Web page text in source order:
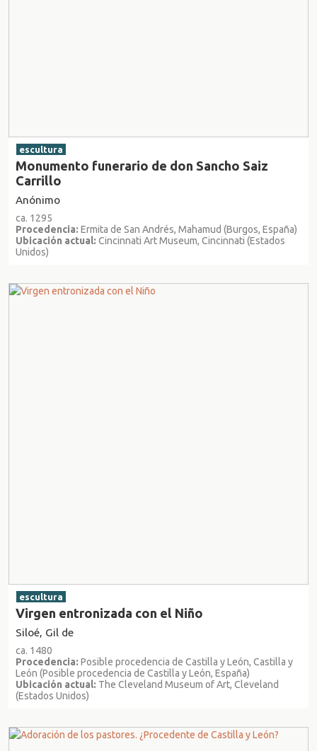
escultura
Monumento funerario de don Sancho Saiz
Carrillo
Anónimo
ca. 1295
Procedencia: Ermita de San Andrés, Mahamud (Burgos, España)
Ubicación actual: Cincinnati Art Museum, Cincinnati (Estados
Unidos)
escultura
Virgen entronizada con el Niño
Siloé, Gil de
ca. 1480
Procedencia: Posible procedencia de Castilla y León, Castilla y
León (Posible procedencia de Castilla y León, España)
Ubicación actual: The Cleveland Museum of Art, Cleveland
(Estados Unidos)